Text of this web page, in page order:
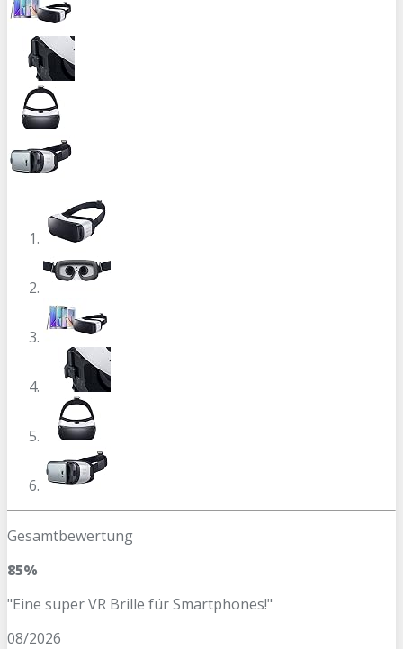
Gesamtbewertung
85%
"Eine super VR Brille für Smartphones!"
08/2026